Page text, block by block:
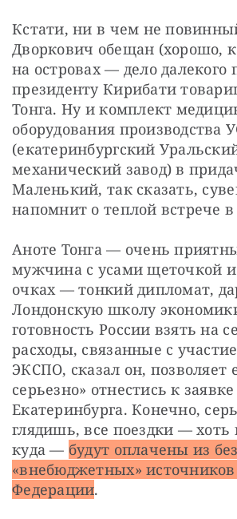
Кстати, ни в чем не
Дворкович обещан (хорошо,
на островах — дело далекого
президенту Кирибати
Тонга. Ну и комплект
оборудования производства
(екатеринбургский
механический завод) в
Маленький, так сказать,
напомнит о теплой встрече
Аноте Тонга — очень
мужчина с усами щеточкой и
очках — тонкий дипломат,
Лондонскую школу
готовность России взять на
расходы, связанные с
ЭКСПО, сказал он, позволяет
серьезно» отнестись к заявке
Екатеринбурга. Конечно,
глядишь, все поездки —
куда — будут оплачены из
«внебюджетных» источников
Федерации.